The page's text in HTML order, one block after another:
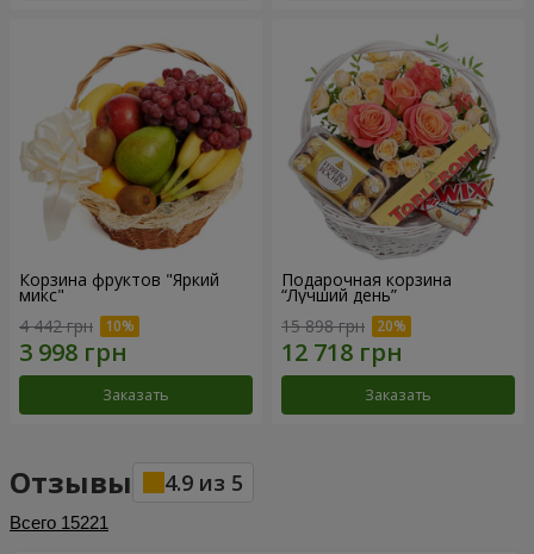
Корзина фруктов "Яркий
микс"
4 442 грн
Заказать
Подарочная корзина
“Лучший день”
15 898 грн
Заказать
Отзывы 4.9 из 5
Всего 15221